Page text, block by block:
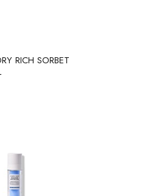
RICH SORBET